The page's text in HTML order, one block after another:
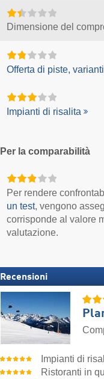
Dimensione del
Offerta di piste,
Impianti di risalita
Per la comparabilità
Per rendere
un test, vengono
corrisponde al valore
valutazione.
Recensioni
Impianti di
Ristoranti in